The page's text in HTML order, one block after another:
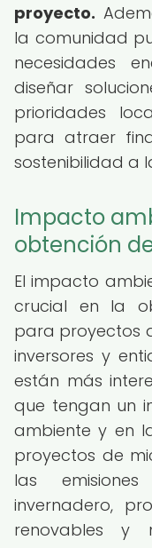
proyecto.
la comunidad
necesidades
diseñar
prioridades
para atraer
sostenibilidad a
Impacto
obtención
El impacto
crucial en la
para proyectos
inversores y
están más
que tengan un
ambiente y en
proyectos de
las
invernadero,
renovables